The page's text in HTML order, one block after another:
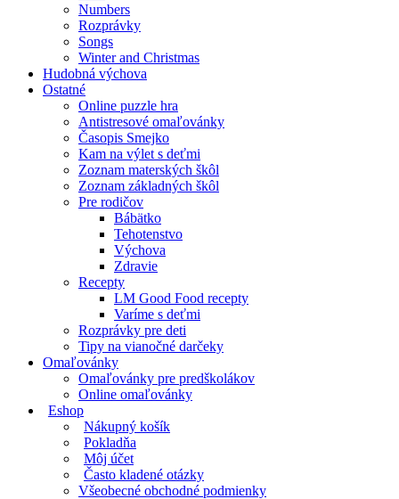
Numbers
Rozprávky
Songs
Winter and Christmas
Hudobná výchova
Ostatné
Online puzzle hra
Antistresové omaľovánky
Časopis Smejko
Kam na výlet s deťmi
Zoznam materských škôl
Zoznam základných škôl
Pre rodičov
Bábätko
Tehotenstvo
Výchova
Zdravie
Recepty
LM Good Food recepty
Varíme s deťmi
Rozprávky pre deti
Tipy na vianočné darčeky
Omaľovánky
Omaľovánky pre predškolákov
Online omaľovánky
Eshop
Nákupný košík
Pokladňa
Môj účet
Často kladené otázky
Všeobecné obchodné podmienky